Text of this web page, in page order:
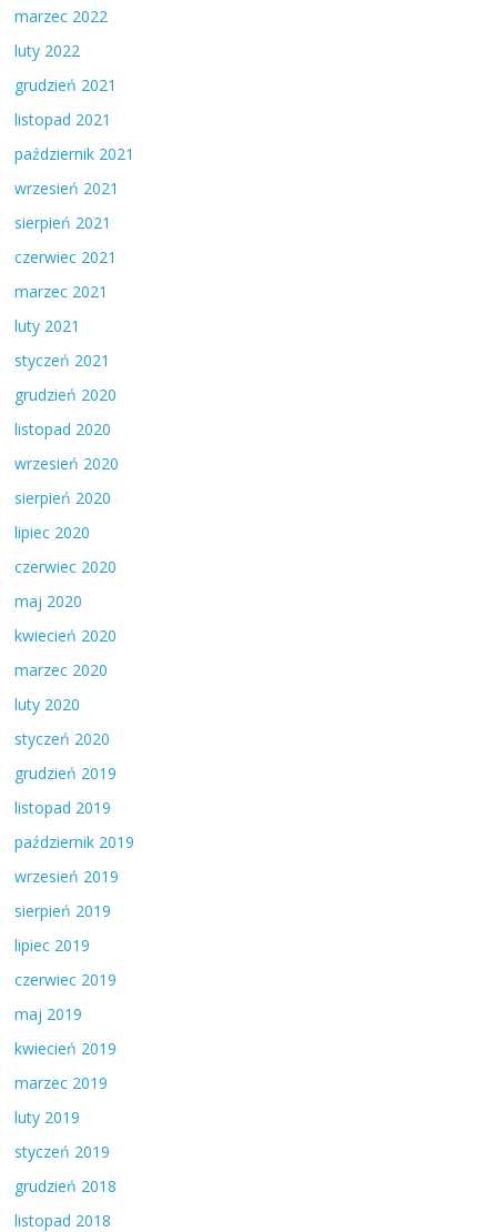
marzec 2022
luty 2022
grudzień 2021
listopad 2021
październik 2021
wrzesień 2021
sierpień 2021
czerwiec 2021
marzec 2021
luty 2021
styczeń 2021
grudzień 2020
listopad 2020
wrzesień 2020
sierpień 2020
lipiec 2020
czerwiec 2020
maj 2020
kwiecień 2020
marzec 2020
luty 2020
styczeń 2020
grudzień 2019
listopad 2019
październik 2019
wrzesień 2019
sierpień 2019
lipiec 2019
czerwiec 2019
maj 2019
kwiecień 2019
marzec 2019
luty 2019
styczeń 2019
grudzień 2018
listopad 2018